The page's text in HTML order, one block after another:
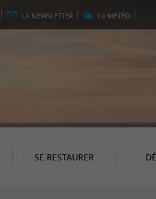
LA NEWSLETTER LA MÉTÉO
SE RESTAURER